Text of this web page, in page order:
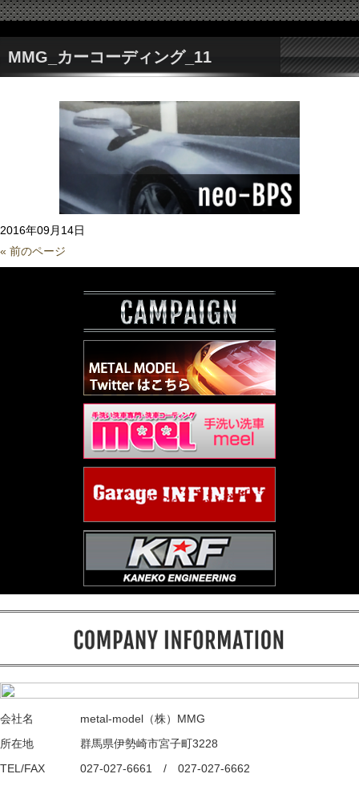
MMG_カーコーディング_11
2016年09月14日
« 前のページ
会社名
metal-model（株）MMG
所在地
群馬県伊勢崎市宮子町3228
TEL/FAX
027-027-6661 / 027-027-6662